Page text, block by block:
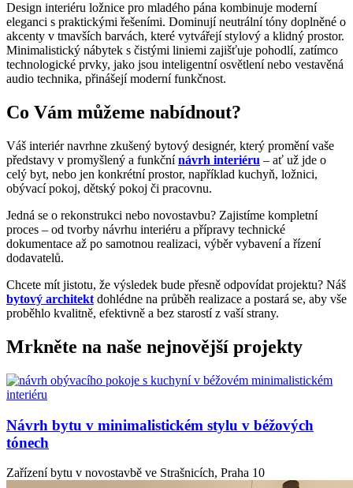
Design interiéru ložnice pro mladého pána kombinuje moderní
eleganci s praktickými řešeními. Dominují neutrální tóny doplněné o
akcenty v tmavších barvách, které vytvářejí stylový a klidný prostor.
Minimalistický nábytek s čistými liniemi zajišťuje pohodlí, zatímco
technologické prvky, jako jsou inteligentní osvětlení nebo vestavěná
audio technika, přinášejí moderní funkčnost.
Co Vám můžeme nabídnout?
Váš interiér navrhne zkušený bytový designér, který promění vaše
představy v promyšlený a funkčnínávrh interiéru – ať už jde o
celý byt, nebo jen konkrétní prostor, například kuchyň, ložnici,
obývací pokoj, dětský pokoj či pracovnu.
Jedná se o rekonstrukci nebo novostavbu? Zajistíme kompletní
proces – od tvorby návrhu interiéru a přípravy technické
dokumentace až po samotnou realizaci, výběr vybavení a řízení
dodavatelů.
Chcete mít jistotu, že výsledek bude přesně odpovídat projektu? Náš
bytový architekt dohlédne na průběh realizace a postará se, aby vše
proběhlo kvalitně, efektivně a bez starostí z vaší strany.
Mrkněte na naše nejnovější projekty
Návrh bytu v minimalistickém stylu v béžových
tónech
Zařízení bytu v novostavbě ve Strašnicích, Praha 10